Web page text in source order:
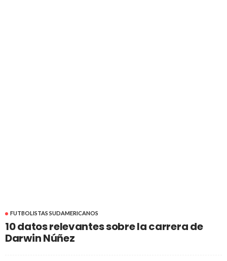
FUTBOLISTAS SUDAMERICANOS
10 datos relevantes sobre la carrera de
Darwin Núñez